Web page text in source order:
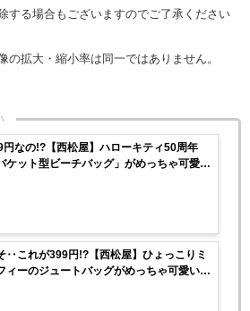
する場合もございますのでご了承ください
拡大・縮小率は同一ではありません。
円なの!?【西松屋】ハローキティ50周年
ケット型ビーチバッグ」がめっちゃ可愛
‥これが399円!?【西松屋】ひょっこりミ
ィーのジュートバッグがめっちゃ可愛い〜